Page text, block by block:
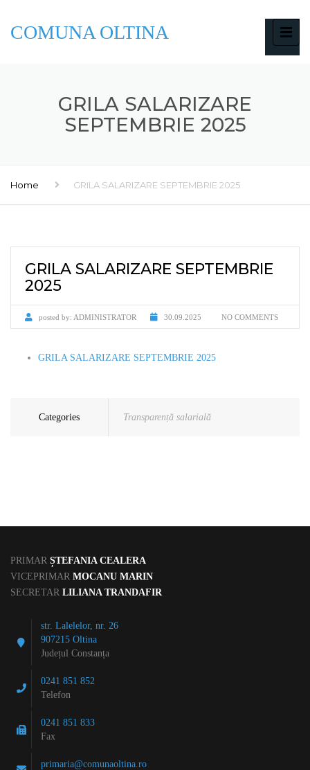
COMUNA OLTINA
GRILA SALARIZARE
SEPTEMBRIE 2025
Home GRILA SALARIZARE SEPTEMBRIE 2025
GRILA SALARIZARE SEPTEMBRIE
2025
posted by: ADMINISTRATOR 30.09.2025 NO COMMENTS
GRILA SALARIZARE SEPTEMBRIE 2025
Categories Transparență salarială
PRIMAR ȘTEFANIA CEALERA
VICEPRIMAR MOCANU MARIN
SECRETAR LILIANA TRANDAFIR
str. Lalelelor, nr. 26
907215 Oltina
Județul Constanța
0241 851 852
Telefon
0241 851 833
Fax
primaria@comunaoltina.ro